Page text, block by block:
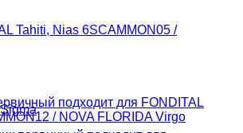
подходит для FONDITAL
/ NOVA FLORIDA Virgo